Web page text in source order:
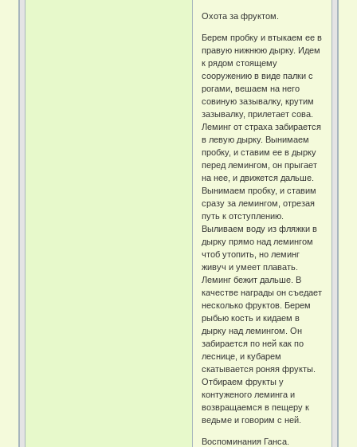
Охота за фруктом.
Берем пробку и втыкаем ее в
правую нижнюю дырку. Идем
к рядом стоящему
сооружению в виде палки с
рогами, вешаем на него
совиную зазывалку, крутим
зазывалку, прилетает сова.
Леминг от страха забирается
в левую дырку. Вынимаем
пробку, и ставим ее в дырку
перед лемингом, он прыгает
на нее, и движется дальше.
Вынимаем пробку, и ставим
сразу за лемингом, отрезая
путь к отступлению.
Выливаем воду из фляжки в
дырку прямо над лемингом
чтоб утопить, но леминг
живуч и умеет плавать.
Леминг бежит дальше. В
качестве награды он съедает
несколько фруктов. Берем
рыбью кость и кидаем в
дырку над лемингом. Он
забирается по ней как по
леснице, и кубарем
скатывается роняя фрукты.
Отбираем фрукты у
контуженого леминга и
возвращаемся в пещеру к
ведьме и говорим с ней.
Воспоминания Ганса.